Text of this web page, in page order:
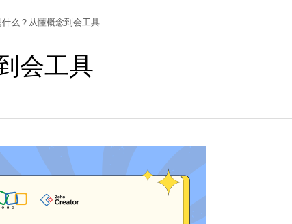
么？从懂概念到会工具
会工具